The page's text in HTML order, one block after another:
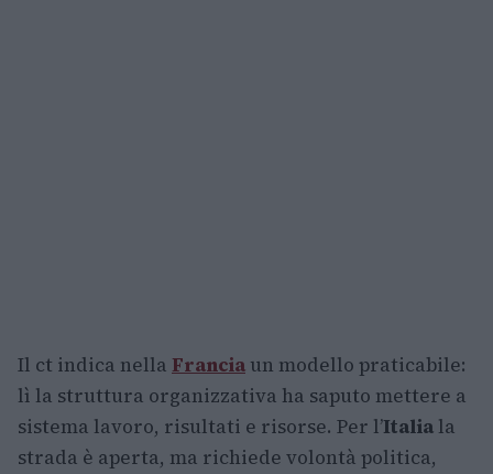
Il ct indica nella Francia un modello praticabile:
lì la struttura organizzativa ha saputo mettere a
sistema lavoro, risultati e risorse. Per l’Italia la
strada è aperta, ma richiede volontà politica,